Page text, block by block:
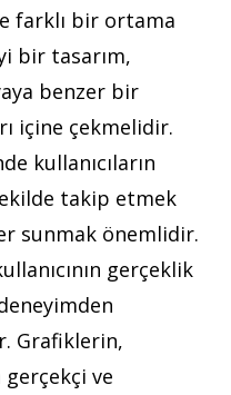
farklı bir ortama
bir tasarım,
benzer bir
içine çekmelidir.
kullanıcıların
takip etmek
sunmak önemlidir.
gerçeklik
Grafiklerin,
ve